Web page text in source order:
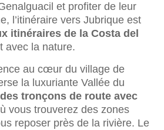
et profiter de leur
l’itinéraire vers Jubrique est
itinéraires de la Costa del
avec la nature.
au cœur du village de
la luxuriante Vallée du
tronçons de route avec
vous trouverez des zones
reposer près de la rivière. Le